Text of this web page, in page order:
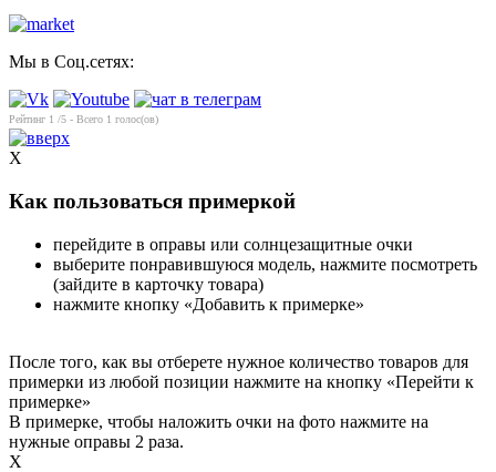
Мы в Соц.сетях:
Рейтинг 1 /5 - Всего 1 голос(ов)
X
Как пользоваться примеркой
перейдите в оправы или солнцезащитные очки
выберите понравившуюся модель, нажмите посмотреть
(зайдите в карточку товара)
нажмите кнопку «Добавить к примерке»
После того, как вы отберете нужное количество товаров для
примерки из любой позиции нажмите на кнопку «Перейти к
примерке»
В примерке, чтобы наложить очки на фото нажмите на
нужные оправы 2 раза.
X